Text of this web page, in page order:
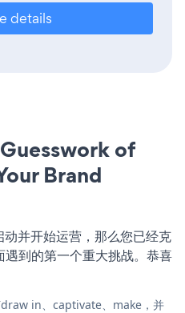
details
of
Brand
并开始运营，那么您已经克
到的第一个重大挑战。恭喜
in、captivate、make，并